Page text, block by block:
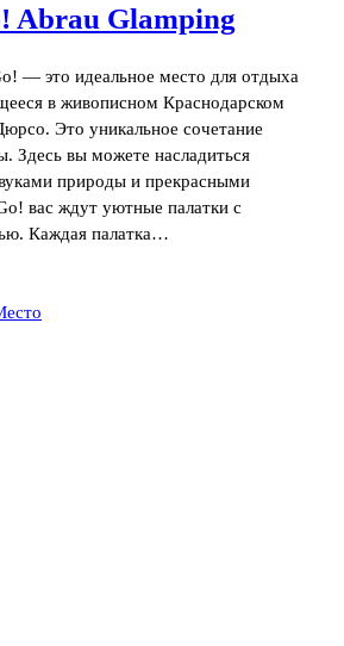
Abrau Glamping
— это идеальное место для отдыха
в живописном Краснодарском
Это уникальное сочетание
Здесь вы можете насладиться
природы и прекрасными
вас ждут уютные палатки с
Каждая палатка…